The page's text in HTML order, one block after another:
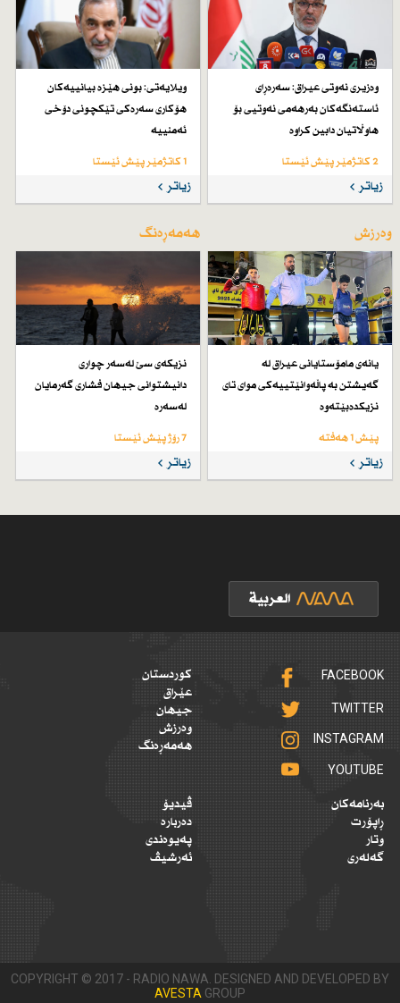
وەزیری نەوتی عیراق: سەرەڕای
ئاستەنگەكان بەرهەمی نەوتیی بۆ
هاوڵاتیان دابین كراوە
2 کاتژمێر پێش ئێستا
زیاتر
ویلایەتی: بونی هێزە بیانییەكان
هۆكاری سەرەكی تێكچونی دۆخی
ئەمنییە
1 کاتژمێر پێش ئێستا
زیاتر
وەرزش
یانەی مامۆستایانی عیراق لە
گەیشتن بە پاڵەوانێتییەكی موای تای
نزیكدەبێتەوە
پێش 1 هەفتە
زیاتر
هەمەڕەنگ
نزیكەی سێ لەسەر چواری
دانیشتوانی جیهان فشاری گەرمایان
لەسەرە
7 رۆژ پێش ئێستا
زیاتر
FACEBOOK
TWITTER
INSTAGRAM
YOUTUBE
کوردستان
عێراق
جیهان
وەرزش
هەمەڕەنگ
بەرنامەکان
ڕاپۆرت
وتار
گەلەری
ڤیدیۆ
دەربارە
پەیوەندی
ئەرشیڤ
COPYRIGHT © 2017 - RADIO NAWA. DESIGNED AND DEVELOPED BY
AVESTA GROUP